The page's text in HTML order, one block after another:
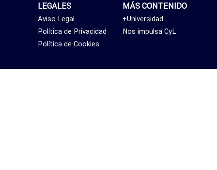
MÁS CONTENIDO
+Universidad
Nos impulsa CyL
LEGALES
Aviso Legal
Política de Privacidad
Política de Cookies